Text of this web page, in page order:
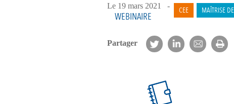
Le 19 mars 2021 -
WEBINAIRE
CEE MAÎTRISE
Partager